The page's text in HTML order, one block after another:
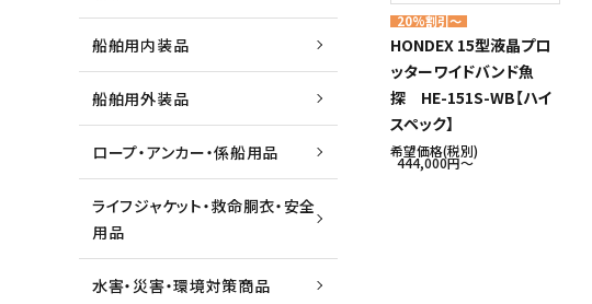
20%割引～
HONDEX 15型液晶プロ
ッターワイドバンド魚
探 HE-151S-WB【ハイ
スペック】
希望価格(税別)
444,000円〜
船舶用内装品
船舶用外装品
ロープ・アンカー・係船用品
ライフジャケット・救命胴衣・安全
用品
水害・災害・環境対策商品